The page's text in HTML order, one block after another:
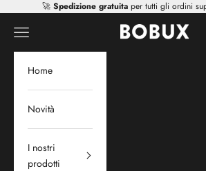
Vai al contenuto
🚀 Spedizione gratuitaper tutti gli ordini
Mr Tiggle - Distributor
Apri il menu di navigazione
Home
Novità
I nostri
prodotti